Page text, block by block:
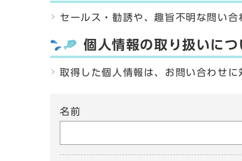
セールス・勧誘や、趣旨不明な問い
個人情報の取り扱いにつ
取得した個人情報は、お問い合わせ
名前